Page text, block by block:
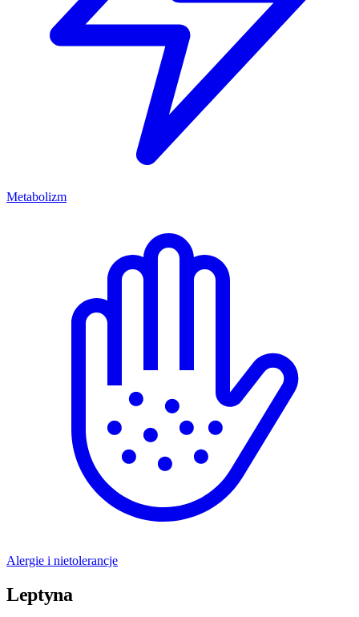
Metabolizm
Alergie i nietolerancje
Leptyna